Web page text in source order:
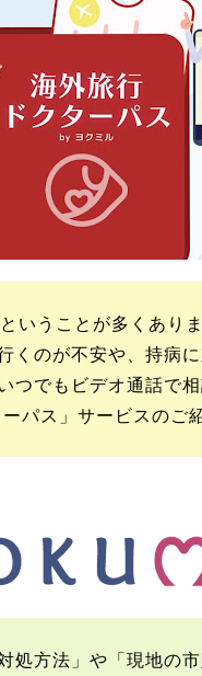
うことが多くあり
のが不安や、持病
つでもビデオ通話で
パス」サービスのご
方法」や「現地の